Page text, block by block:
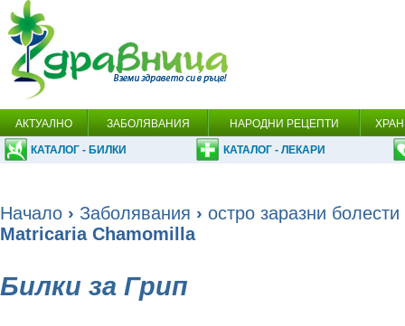
АКТУАЛНО ЗАБОЛЯВАНИЯ НАРОДНИ РЕЦЕПТИ
КАТАЛОГ - БИЛКИ КАТАЛОГ - ЛЕКАРИ
Начало › Заболявания › остро заразни болести
Matricaria Chamomilla
Билки за Грип